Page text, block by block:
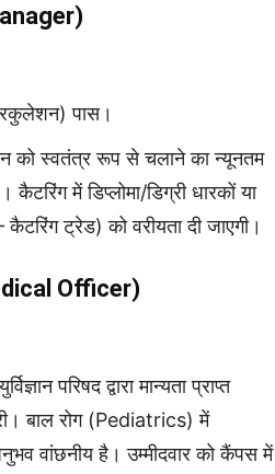
पास।
को स्वतंत्र रूप से चलाने का न्यूनतम
कैटरिंग में डिप्लोमा/डिग्री धारकों या
ट्रेड) को वरीयता दी जाएगी।
Officer)
परिषद द्वारा मान्यता प्राप्त
बाल रोग (Pediatrics) में
वांछनीय है। उम्मीदवार को कैंपस में